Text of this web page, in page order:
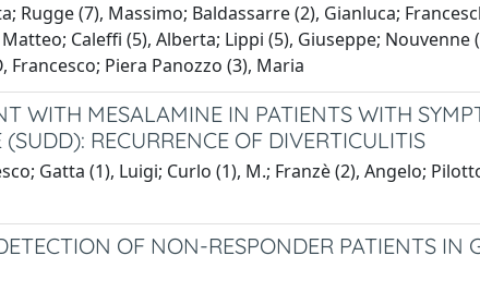
Rugge (7), Massimo; Baldassarre (2), Gianluca;
Caleffi (5), Alberta; Lippi (5), Giuseppe;
Francesco; Piera Panozzo (3), Maria
WITH MESALAMINE IN PATIENTS WITH
RECURRENCE OF DIVERTICULITIS
Gatta (1), Luigi; Curlo (1), M.; Franzè (2), Angelo;
OF NON-RESPONDER PATIENTS IN